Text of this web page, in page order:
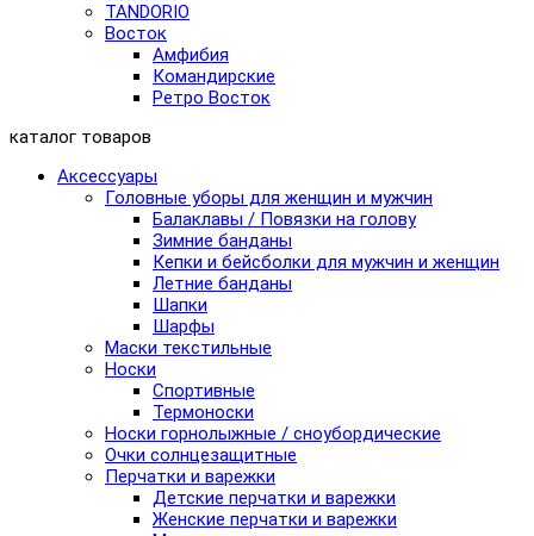
TANDORIO
Восток
Амфибия
Командирские
Ретро Восток
каталог товаров
Аксессуары
Головные уборы для женщин и мужчин
Балаклавы / Повязки на голову
Зимние банданы
Кепки и бейсболки для мужчин и женщин
Летние банданы
Шапки
Шарфы
Маски текстильные
Носки
Спортивные
Термоноски
Носки горнолыжные / сноубордические
Очки солнцезащитные
Перчатки и варежки
Детские перчатки и варежки
Женские перчатки и варежки